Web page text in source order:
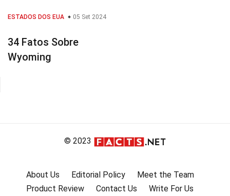
ESTADOS DOS EUA 05 Set 2024
34 Fatos Sobre
Wyoming
© 2023
About Us Editorial Policy
Meet the Team
Product Review
Contact Us
Write For Us